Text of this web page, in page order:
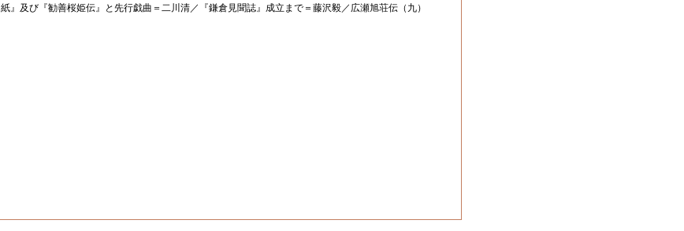
紙』及び『勧善桜姫伝』と先行戯曲＝二川清／『鎌倉見聞誌』成立まで＝藤沢毅／広瀬旭荘伝（九）